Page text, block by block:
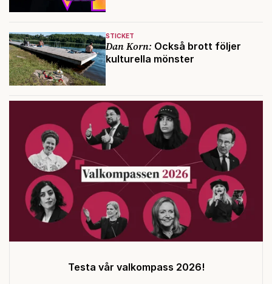
STICKET
Dan Korn: Också brott följer
kulturella mönster
Testa vår valkompass 2026!